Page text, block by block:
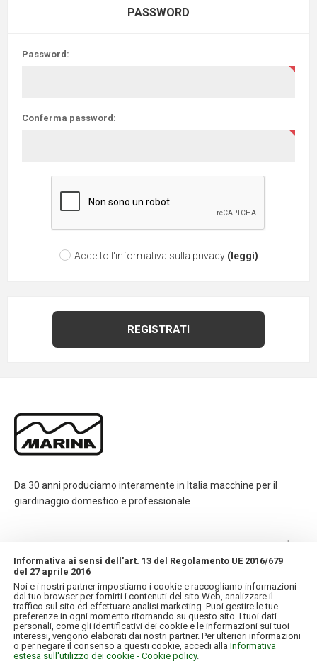
PASSWORD
Password:
Conferma password:
Accetto l'informativa sulla privacy (leggi)
Da 30 anni produciamo interamente in Italia macchine per il
giardinaggio domestico e professionale
INFORMAZIONI
IL MIO ACCOUNT
Informativa ai sensi dell'art. 13 del Regolamento UE 2016/679
del 27 aprile 2016
Noi e i nostri partner impostiamo i cookie e raccogliamo informazioni
dal tuo browser per fornirti i contenuti del sito Web, analizzare il
traffico sul sito ed effettuare analisi marketing. Puoi gestire le tue
preferenze in ogni momento ritornando su questo sito. I tuoi dati
personali, come gli identificativi dei cookie e le informazioni sui tuoi
interessi, vengono elaborati dai nostri partner. Per ulteriori informazioni
o per negare il consenso a questi cookie, accedi alla Informativa
estesa sull'utilizzo dei cookie - Cookie policy.